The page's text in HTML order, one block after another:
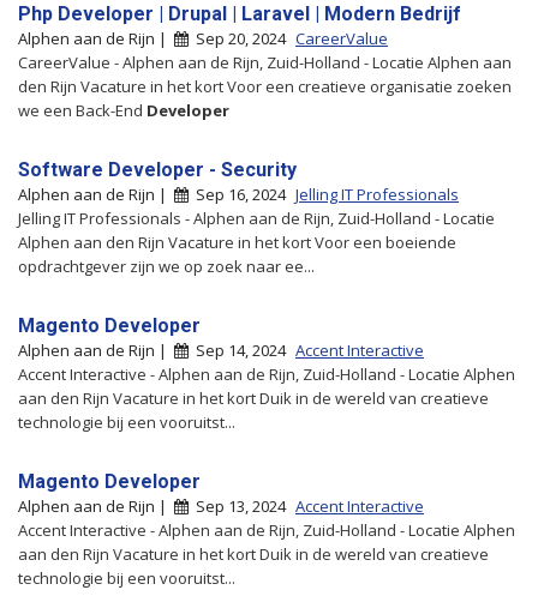
Php Developer | Drupal | Laravel | Modern Bedrijf
Alphen aan de Rijn | Sep 20, 2024 CareerValue
CareerValue - Alphen aan de Rijn, Zuid-Holland - Locatie Alphen aan
den Rijn Vacature in het kort Voor een creatieve organisatie zoeken
we een Back-End Developer
Software Developer - Security
Alphen aan de Rijn | Sep 16, 2024 Jelling IT Professionals
Jelling IT Professionals - Alphen aan de Rijn, Zuid-Holland - Locatie
Alphen aan den Rijn Vacature in het kort Voor een boeiende
opdrachtgever zijn we op zoek naar ee...
Magento Developer
Alphen aan de Rijn | Sep 14, 2024 Accent Interactive
Accent Interactive - Alphen aan de Rijn, Zuid-Holland - Locatie Alphen
aan den Rijn Vacature in het kort Duik in de wereld van creatieve
technologie bij een vooruitst...
Magento Developer
Alphen aan de Rijn | Sep 13, 2024 Accent Interactive
Accent Interactive - Alphen aan de Rijn, Zuid-Holland - Locatie Alphen
aan den Rijn Vacature in het kort Duik in de wereld van creatieve
technologie bij een vooruitst...